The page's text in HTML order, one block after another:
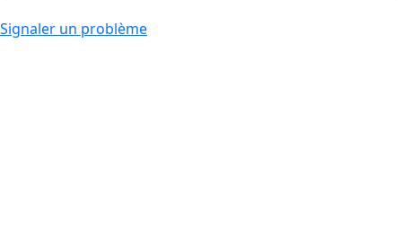
Signaler un problème